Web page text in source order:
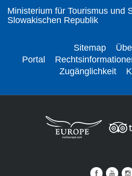
Ministerium für Tourismus und
Slowakischen Republik
Sitemap
Portal
Zugänglichkeit